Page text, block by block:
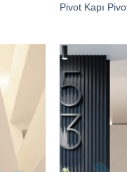
Pivot Kapı